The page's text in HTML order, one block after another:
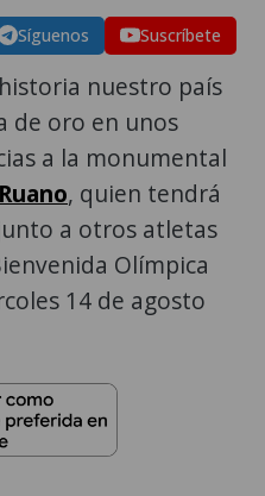
Síguenos Suscríbete
nuestro país
de oro en unos
a la monumental
, quien tendrá
a otros atletas
Olímpica
14 de agosto